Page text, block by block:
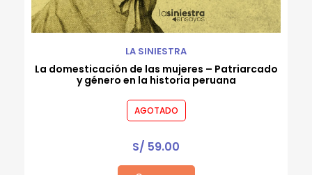
LA SINIESTRA
La domesticación de las mujeres – Patriarcado
y género en la historia peruana
AGOTADO
S/ 59.00